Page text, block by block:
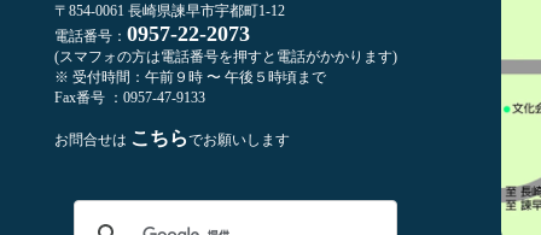
〒854-0061 長崎県諫早市宇都町1-12
電話番号： 0957-22-2073
(スマフォの方は電話番号を押すと電話がかかります)
※ 受付時間：午前９時 〜 午後５時頃まで
Fax番号 ：0957-47-9133
お問合せは こちらでお願いします